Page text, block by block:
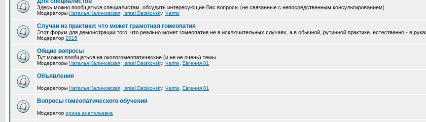
Здесь можно пообщаться специалистам, обсудить интересующие Вас вопросы (не связанные с непосредственным консультированием).
Модераторы Наталья Калиновская Israel Datskovsky, Чаппи
Случаи из практики: что может грамотная гомеопатия
Этот форум для демонстрации того, что реально может гомеопатия не в исключительных случаях, а в обычной, рутинной практике. естественно - в
Модератор 2015
Общие вопросы
Тут можно пообщаться на окологомеопатические (и не не очень) темы.
Модераторы Наталья Калиновская Israel Datskovsky, Чаппи Евгения 81
Объявления
Модераторы Наталья Калиновская Israel Datskovsky, Чаппи Евгения 81
Вопросы гомеопатического обучения
Модератор ирина анатольевна